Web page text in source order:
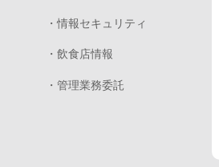
・情報セキュリティ
・飲食店情報
・管理業務委託